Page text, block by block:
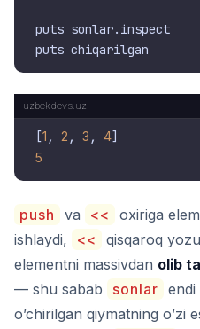
puts sonlar.inspect
[1 , 2 , 3 , 4
5
push va <<
oxiriga
ishlaydi,
<< qisqaroq
elementni massivdan olib
— shu sabab
sonlar endi
o’chirilgan qiymatning o’zi